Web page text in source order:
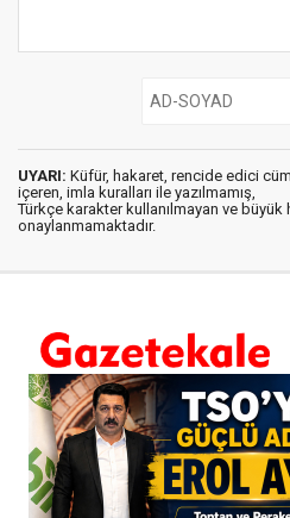
UYARI: Küfür, hakaret, rencide edici
içeren, imla kuralları ile yazılmamış,
Türkçe karakter kullanılmayan ve büyük
onaylanmamaktadır.